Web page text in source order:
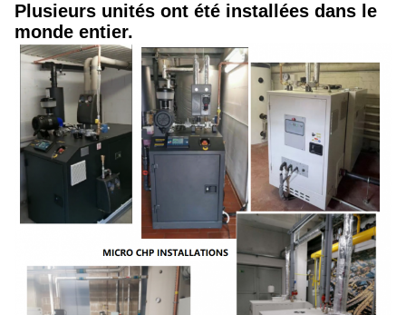
Plusieurs unités ont été installées dans le
monde entier.